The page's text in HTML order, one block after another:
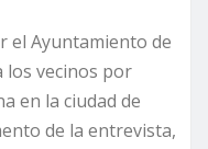
el Ayuntamiento de
vecinos por
en la ciudad de
de la entrevista,